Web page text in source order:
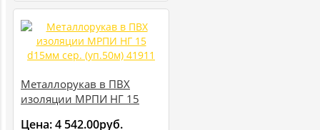
Металлорукав в ПВХ
изоляции МРПИ НГ 15
Цена:4 542.00руб.